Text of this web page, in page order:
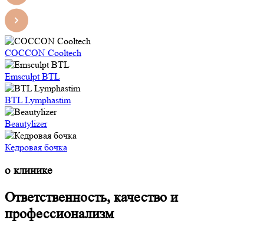
COCCON Cooltech
Emsculpt BTL
BTL Lymphastim
Beautylizer
Кедровая бочка
о клинике
Ответственность, качество и
профессионализм